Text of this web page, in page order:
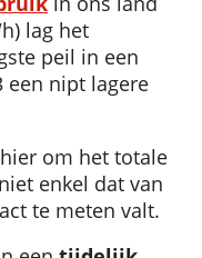
lag het
peil in een
een nipt lagere
om het totale
enkel dat van
te meten valt.